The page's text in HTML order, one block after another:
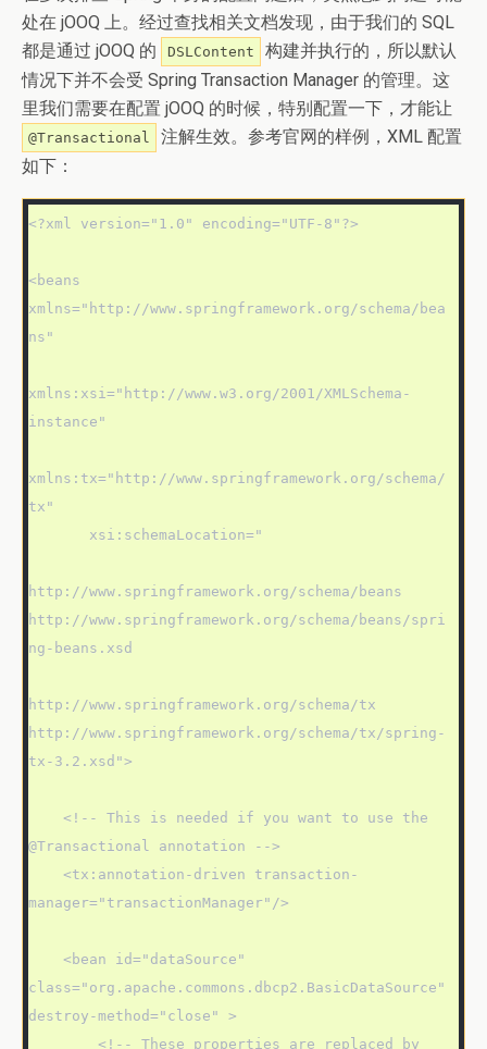
处在 jOOQ 上。经过查找相关文档发现，由于我们的 SQL
都是通过 jOOQ 的
DSLContent
构建并执行的，所以默认
情况下并不会受 Spring Transaction Manager 的管理。这
里我们需要在配置 jOOQ 的时候，特别配置一下，才能让
@Transactional
注解生效。参考官网的样例，XML 配置
如下：
<?xml version="1.0" encoding="UTF-8"?>
<beans
xmlns="http://www.springframework.org/schema/bea
ns"
xmlns:xsi="http://www.w3.org/2001/XMLSchema-
instance"
xmlns:tx="http://www.springframework.org/schema/
tx"
http://www.springframework.org/schema/beans
http://www.springframework.org/schema/beans/spri
ng-beans.xsd
http://www.springframework.org/schema/tx
http://www.springframework.org/schema/tx/spring-
tx-3.2.xsd">
@Transactional annotation -->
manager="transactionManager"/>
class="org.apache.commons.dbcp2.BasicDataSource"
destroy-method="close" >